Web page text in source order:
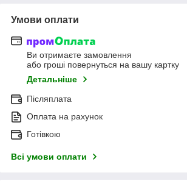
Умови оплати
Ви отримаєте замовлення
або гроші повернуться на вашу картку
Детальніше
Післяплата
Оплата на рахунок
Готівкою
Всі умови оплати